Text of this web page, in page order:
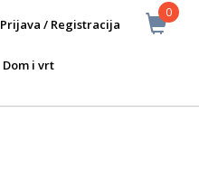
0
Prijava / Registracija
Dom i vrt